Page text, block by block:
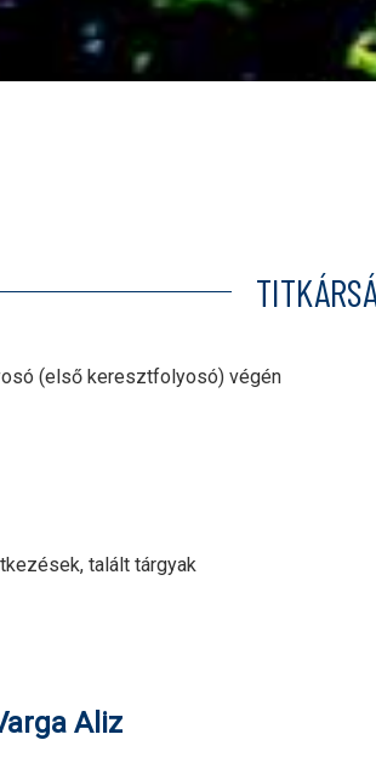
(első keresztfolyosó) végén
talált tárgyak
Aliz